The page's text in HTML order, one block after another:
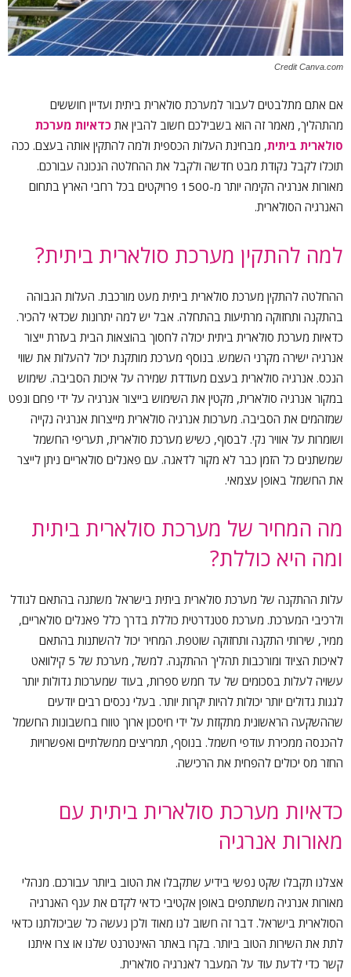
Credit Canva.com
אם אתם מתלבטים לעבור למערכת סולארית ביתית ועדיין חוששים
מהתהליך, מאמר זה הוא בשבילכם חשוב להבין את כדאיות מערכת
סולארית ביתית, מבחינת העלות הכספית ולמה להתקין אותה בעצם. ככה
תוכלו לקבל נקודת מבט חדשה ולקבל את ההחלטה הנכונה עבורכם.
מאורות אנרגיה הקימה יותר מ-1500 פרויקטים בכל רחבי הארץ בתחום
האנרגיה הסולארית.
למה להתקין מערכת סולארית ביתית?
ההחלטה להתקין מערכת סולארית ביתית מעט מורכבת. העלות הגבוהה
בהתקנה ותחזוקה מרתיעות בהתחלה. אבל יש למה יתרונות שכדאי להכיר.
כדאיות מערכת סולארית ביתית יכולה לחסוך בהוצאות הבית בעזרת ייצור
אנרגיה ישירה מקרני השמש. בנוסף מערכת מותקנת יכול להעלות את שווי
הנכס. אנרגיה סולארית בעצם מעודדת שמירה על איכות הסביבה. שימוש
במקור אנרגיה סולארית, מקטין את השימוש בייצור אנרגיה על ידי פחם ונפט
שמזהמים את הסביבה. מערכות אנרגיה סולארית מייצרות אנרגיה נקייה
ושומרות על אוויר נקי. לבסוף, כשיש מערכת סולארית, תעריפי החשמל
שמשתנים כל הזמן כבר לא מקור לדאגה. עם פאנלים סולאריים ניתן לייצר
את החשמל באופן עצמאי.
מה המחיר של מערכת סולארית ביתית
ומה היא כוללת?
עלות ההתקנה של מערכת סולארית ביתית בישראל משתנה בהתאם לגודל
ולרכיבי המערכת. מערכת סטנדרטית כוללת בדרך כלל פאנלים סולאריים,
ממיר, שירותי התקנה ותחזוקה שוטפת. המחיר יכול להשתנות בהתאם
לאיכות הציוד ומורכבות תהליך ההתקנה. למשל, מערכת של 5 קילוואט
עשויה לעלות בסכומים של עד חמש ספרות, בעוד שמערכות גדולות יותר
לגגות גדולים יותר יכולות להיות יקרות יותר. בעלי נכסים רבים יודעים
שההשקעה הראשונית מתקזזת על ידי חיסכון ארוך טווח בחשבונות החשמל
להכנסה ממכירת עודפי חשמל. בנוסף, תמריצים ממשלתיים ואפשרויות
החזר מס יכולים להפחית את הרכישה.
כדאיות מערכת סולארית ביתית עם
מאורות אנרגיה
אצלנו תקבלו שקט נפשי בידיע שתקבלו את הטוב ביותר עבורכם. מנהלי
מאורות אנרגיה משתתפים באופן אקטיבי כדאי לקדם את ענף האנרגיה
הסולארית בישראל. דבר זה חשוב לנו מאוד ולכן נעשה כל שביכולתנו כדאי
לתת את השירות הטוב ביותר. בקרו באתר האינטרנט שלנו או צרו איתנו
קשר כדי לדעת עוד על המעבר לאנרגיה סולארית.